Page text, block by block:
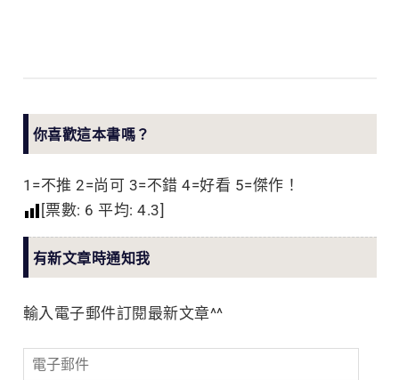
你喜歡這本書嗎？
1=不推 2=尚可 3=不錯 4=好看 5=傑作！
[票數: 6 平均: 4.3]
有新文章時通知我
輸入電子郵件訂閱最新文章^^
電